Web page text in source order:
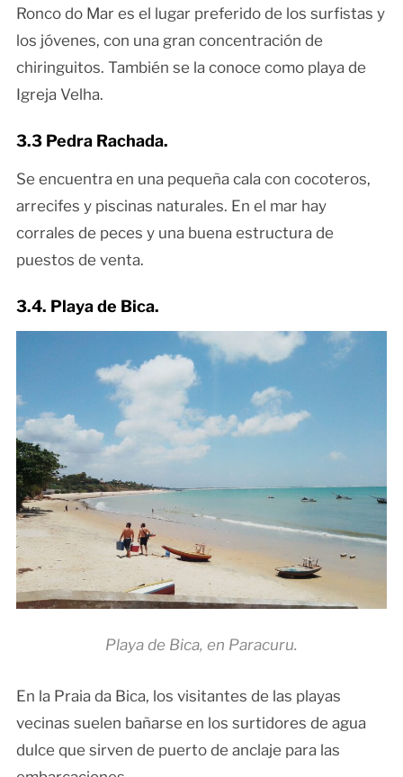
Ronco do Mar es el lugar preferido de los surfistas y
los jóvenes, con una gran concentración de
chiringuitos. También se la conoce como playa de
Igreja Velha.
3.3 Pedra Rachada.
Se encuentra en una pequeña cala con cocoteros,
arrecifes y piscinas naturales. En el mar hay
corrales de peces y una buena estructura de
puestos de venta.
3.4. Playa de Bica.
Playa de Bica, en Paracuru.
En la Praia da Bica, los visitantes de las playas
vecinas suelen bañarse en los surtidores de agua
dulce que sirven de puerto de anclaje para las